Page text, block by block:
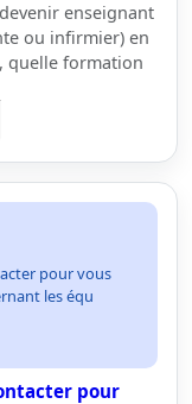
enseignant
ou infirmier) en
quelle formation
pour vous
les équ
pour